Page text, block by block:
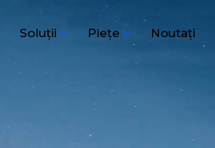
Soluţii Pieţe Noutați